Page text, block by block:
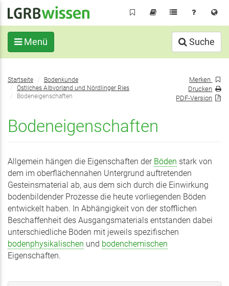
Inhalt
Menü Suche
Sie
befinden
sich
Startseite
Bodenkunde
Östliches Albvorland und Nördlinger Ries
Bodeneigenschaften
Bodeneigenschaften
Merken
Drucken
PDF-Version
Allgemein hängen die Eigenschaften der Böden stark von
dem im oberflächennahen Untergrund auftretenden
Gesteinsmaterial ab, aus dem sich durch die Einwirkung
bodenbildender Prozesse die heute vorliegenden Böden
entwickelt haben. In Abhängigkeit von der stofflichen
Beschaffenheit des Ausgangsmaterials entstanden dabei
unterschiedliche Böden mit jeweils spezifischen
bodenphysikalischen und bodenchemischen
Eigenschaften.